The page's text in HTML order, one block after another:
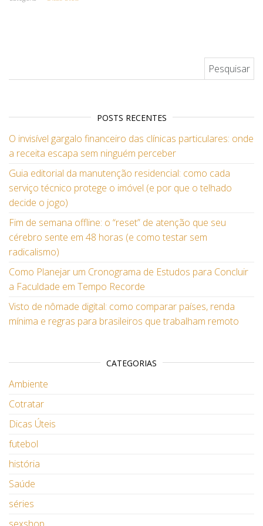
POSTS RECENTES
O invisível gargalo financeiro das clínicas particulares: onde
a receita escapa sem ninguém perceber
Guia editorial da manutenção residencial: como cada
serviço técnico protege o imóvel (e por que o telhado
decide o jogo)
Fim de semana offline: o “reset” de atenção que seu
cérebro sente em 48 horas (e como testar sem
radicalismo)
Como Planejar um Cronograma de Estudos para Concluir
a Faculdade em Tempo Recorde
Visto de nômade digital: como comparar países, renda
mínima e regras para brasileiros que trabalham remoto
CATEGORIAS
Ambiente
Cotratar
Dicas Úteis
futebol
história
Saúde
séries